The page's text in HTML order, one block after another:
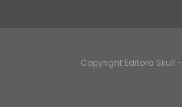
Copyright Editora Skull